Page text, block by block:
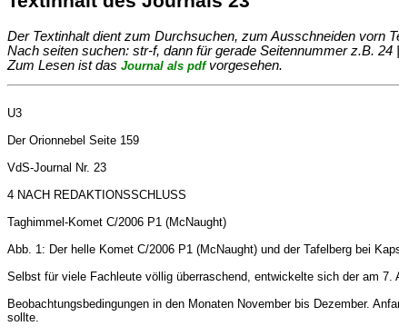
Der Textinhalt dient zum Durchsuchen, zum Ausschneiden vorn
Nach seiten suchen: str-f, dann für gerade Seitennummer z.B. 24
Zum Lesen ist das Journal als pdfvorgesehen.
U3
Der Orionnebel Seite 159
VdS-Journal Nr. 23
4 NACH REDAKTIONSSCHLUSS
Taghimmel-Komet C/2006 P1 (McNaught)
Abb. 1: Der helle Komet C/2006 P1 (McNaught) und der Tafelberg bei
Selbst für viele Fachleute völlig überraschend, entwickelte sich der am
Beobachtungsbedingungen in den Monaten November bis Dezember.
sollte.